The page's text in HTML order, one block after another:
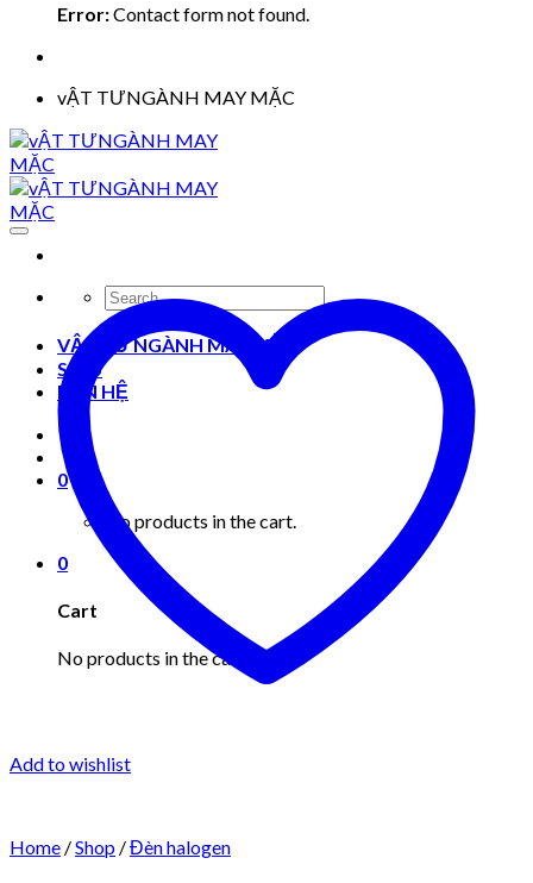
Error:Contact form not found.
vẬT TƯNGÀNH MAY MẶC
Search
for:
VẬT TƯ NGÀNH MAY MẶC
Shop
LIÊN HỆ
0
No products in the cart.
0
Cart
No products in the cart.
Add to wishlist
Home /Shop /Đèn halogen